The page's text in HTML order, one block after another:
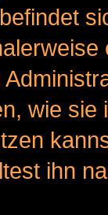
wie
ihn